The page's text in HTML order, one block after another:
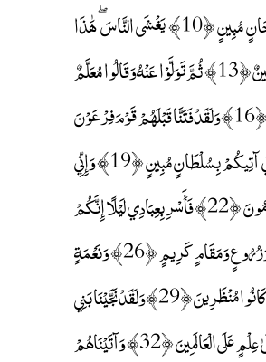
وَيُمِيتُ ۖ رَبُّكُمْ وَرَبُّ آبَائِكُمُ الْأَوَّلِينَ ﴿8﴾ بَلْ هُمْ فِي شَكٍّ يَلْعَبُونَ ﴿9﴾ فَارْتَقِبْ يَوْمَ تَأْتِي السَّمَاءُ بِدُخَانٍ مُبِينٍ ﴿10﴾ يَغْشَى النَّاسَ ۖ هَٰذَا
عَذَابٌ أَلِيمٌ ﴿11﴾ رَبَّنَا اكْشِفْ عَنَّا الْعَذَابَ إِنَّا مُؤْمِنُونَ ﴿12﴾ أَنَّىٰ لَهُمُ الذِّكْرَىٰ وَقَدْ جَاءَهُمْ رَسُولٌ مُبِينٌ ﴿13﴾ ثُمَّ تَوَلَّوْا عَنْهُ وَقَالُوا مُعَلَّمٌ
مَجْنُونٌ ﴿14﴾ إِنَّا كَاشِفُو الْعَذَابِ قَلِيلًا ۚ إِنَّكُمْ عَائِدُونَ ﴿15﴾ يَوْمَ نَبْطِشُ الْبَطْشَةَ الْكُبْرَىٰ إِنَّا مُنْتَقِمُونَ ﴿16﴾ وَلَقَدْ فَتَنَّا قَبْلَهُمْ قَوْمَ فِرْعَوْنَ
وَجَاءَهُمْ رَسُولٌ كَرِيمٌ ﴿17﴾ أَنْ أَدُّوا إِلَيَّ عِبَادَ اللَّهِ ۖ إِنِّي لَكُمْ رَسُولٌ أَمِينٌ ﴿18﴾ وَأَنْ لَا تَعْلُوا عَلَى اللَّهِ ۖ إِنِّي آتِيكُمْ بِسُلْطَانٍ مُبِينٍ ﴿19﴾ وَإِنِّي
عُذْتُ بِرَبِّي وَرَبِّكُمْ أَنْ تَرْجُمُونِ ﴿20﴾ وَإِنْ لَمْ تُؤْمِنُوا لِي فَاعْتَزِلُونِ ﴿21﴾ فَدَعَا رَبَّهُ أَنَّ هَٰؤُلَاءِ قَوْمٌ مُجْرِمُونَ ﴿22﴾ فَأَسْرِ بِعِبَادِي لَيْلًا إِنَّكُمْ
مُتَّبَعُونَ ﴿23﴾ وَاتْرُكِ الْبَحْرَ رَهْوًا ۖ إِنَّهُمْ جُنْدٌ مُغْرَقُونَ ﴿24﴾ كَمْ تَرَكُوا مِنْ جَنَّاتٍ وَعُيُونٍ ﴿25﴾ وَزُرُوعٍ وَمَقَامٍ كَرِيمٍ ﴿26﴾ وَنَعْمَةٍ
كَانُوا فِيهَا فَاكِهِينَ ﴿27﴾ كَذَٰلِكَ ۖ وَأَوْرَثْنَاهَا قَوْمًا آخَرِينَ ﴿28﴾ فَمَا بَكَتْ عَلَيْهِمُ السَّمَاءُ وَالْأَرْضُ وَمَا كَانُوا مُنْظَرِينَ ﴿29﴾ وَلَقَدْ نَجَّيْنَا بَنِي
إِسْرَائِيلَ مِنَ الْعَذَابِ الْمُهِينِ ﴿30﴾ مِنْ فِرْعَوْنَ ۚ إِنَّهُ كَانَ عَالِيًا مِنَ الْمُسْرِفِينَ ﴿31﴾ وَلَقَدِ اخْتَرْنَاهُمْ عَلَىٰ عِلْمٍ عَلَى الْعَالَمِينَ ﴿32﴾ وَآتَيْنَاهُمْ